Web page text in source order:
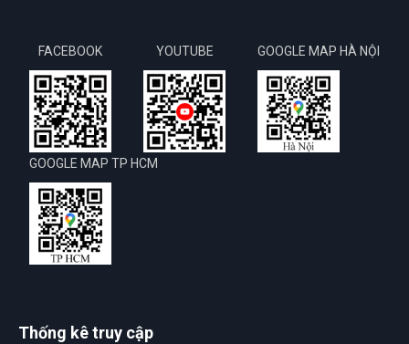
FACEBOOK YOUTUBE GOOGLE MAP HÀ NỘI
GOOGLE MAP TP HCM
Thống kê truy cập